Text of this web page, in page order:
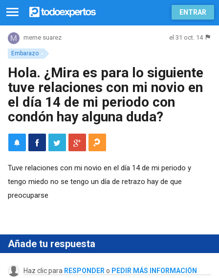
ENTRAR
Embarazo
meme suarez el 31 oct. 14
Hola. ¿Mira es para lo siguiente
tuve relaciones con mi novio en
el día 14 de mi periodo con
condón hay alguna duda?
Tuve relaciones con mi novio en el día 14 de mi periodo y
tengo miedo no se tengo un día de retrazo hay de que
preocuparse
Añade tu respuesta
Haz clic para RESPONDER o PEDIR MÁS INFORMACIÓN